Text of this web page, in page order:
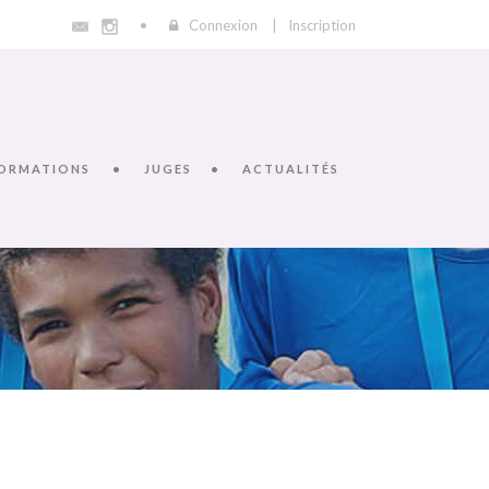
Connexion Inscription
JUGES ACTUALITÉS